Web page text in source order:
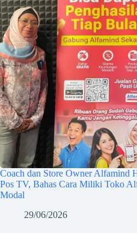
Coach dan Store Owner Alfamind
Pos TV, Bahas Cara Miliki Toko
Modal
29/06/2026